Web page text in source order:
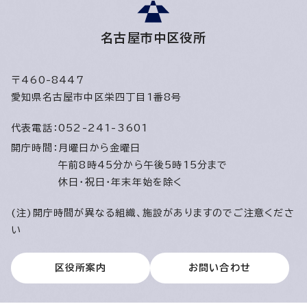
名古屋市中区役所
〒460-8447
愛知県名古屋市中区栄四丁目1番8号
代表電話： 052-241-3601
開庁時間： 月曜日から金曜日
午前8時45分から午後5時15分まで
休日・祝日・年末年始を除く
(注)開庁時間が異なる組織、施設がありますのでご注意くださ
い
区役所案内 お問い合わせ